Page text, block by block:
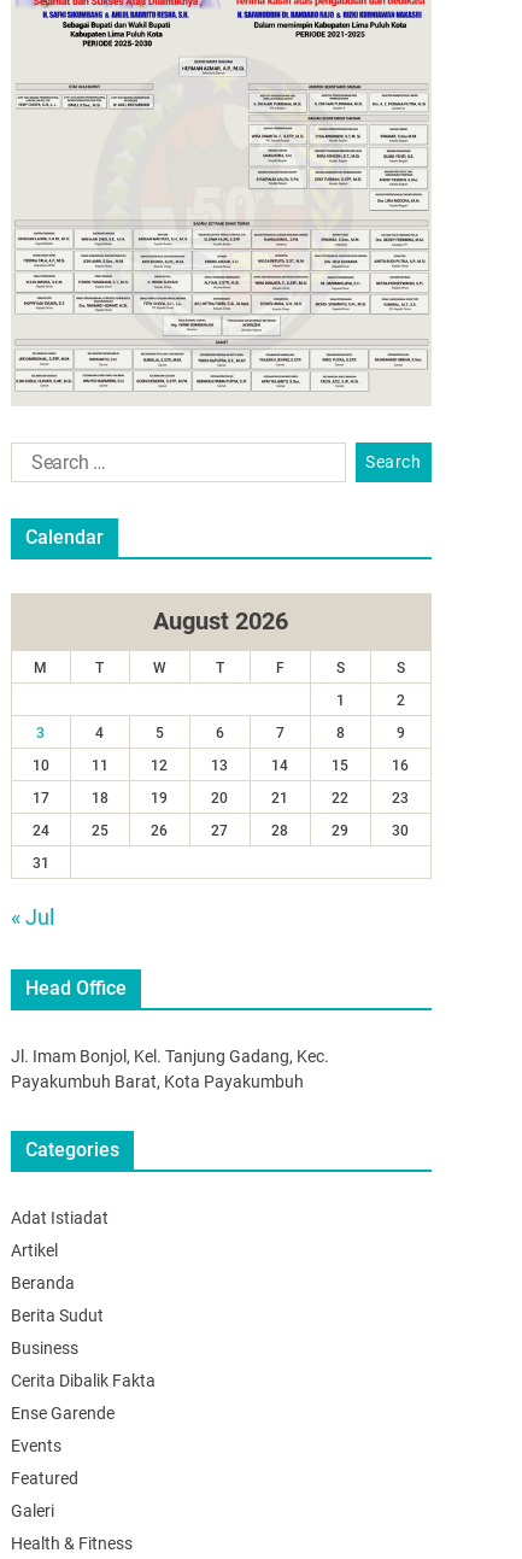
Calendar
August 2026
M T W T F S
S
1
2
3
4 5 6 7 8
9
10
11 12 13 14 15
16
17
18 19 20 21 22
23
24
25 26 27 28 29
30
31
« Jul
Head Office
Jl. Imam Bonjol, Kel. Tanjung Gadang, Kec.
Payakumbuh Barat, Kota Payakumbuh
Categories
Adat Istiadat
Artikel
Beranda
Berita Sudut
Business
Cerita Dibalik Fakta
Ense Garende
Events
Featured
Galeri
Health & Fitness